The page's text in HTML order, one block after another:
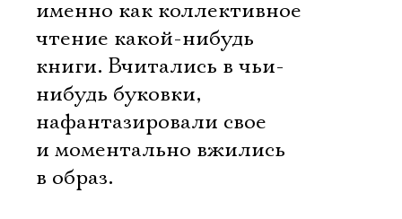
именно как коллективное
чтение какой-нибудь
книги. Вчитались в чьи-
нибудь буковки,
нафантазировали свое
и моментально вжились
в образ.